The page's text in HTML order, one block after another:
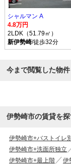
シャルマン A
4.8万円
2LDK（51.79㎡）
新伊勢崎/徒歩32分
今まで閲覧した物件
伊勢崎市の賃貸を
伊勢崎市+バストイレ別
伊勢崎市+洗面所独立
伊勢崎市+最上階
伊